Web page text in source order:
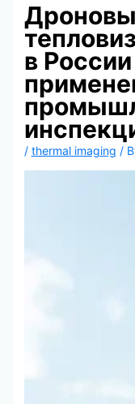
в
/ thermal imaging /